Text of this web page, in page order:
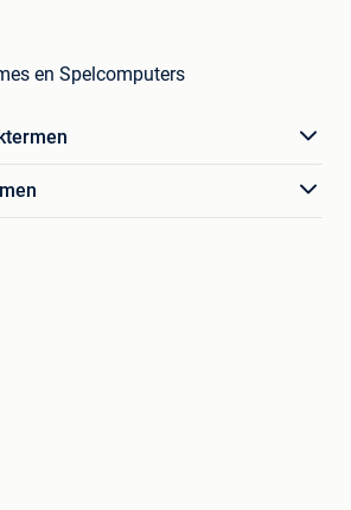
en Spelcomputers